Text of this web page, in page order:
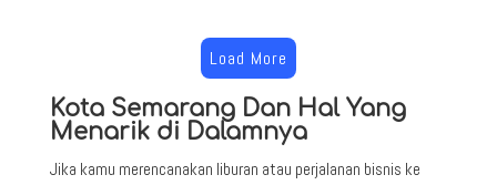
Load More
Kota Semarang Dan Hal Yang
Menarik di Dalamnya
Jika kamu merencanakan liburan atau perjalanan bisnis ke